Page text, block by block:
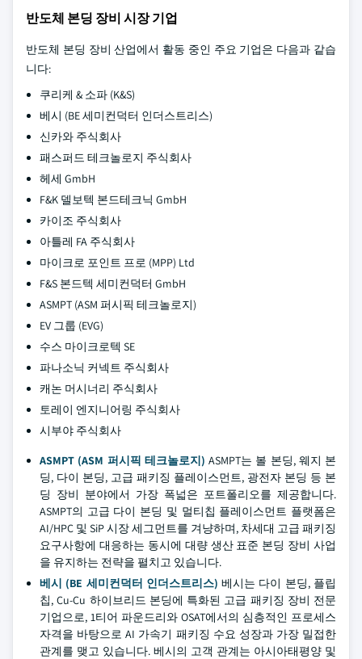
반도체 본딩 장비 시장 기업
반도체 본딩 장비 산업에서 활동 중인 주요 기업은 다음과 같습
니다:
쿠리케 & 소파 (K&S)
베시 (BE 세미컨덕터 인더스트리스)
신카와 주식회사
패스퍼드 테크놀로지 주식회사
헤세 GmbH
F&K 델보텍 본드테크닉 GmbH
카이조 주식회사
아틀레 FA 주식회사
마이크로 포인트 프로 (MPP) Ltd
F&S 본드텍 세미컨덕터 GmbH
ASMPT (ASM 퍼시픽 테크놀로지)
EV 그룹 (EVG)
수스 마이크로텍 SE
파나소닉 커넥트 주식회사
캐논 머시너리 주식회사
토레이 엔지니어링 주식회사
시부야 주식회사
ASMPT (ASM 퍼시픽 테크놀로지) ASMPT는 볼 본딩, 웨지 본
딩, 다이 본딩, 고급 패키징 플레이스먼트, 광전자 본딩 등 본
딩 장비 분야에서 가장 폭넓은 포트폴리오를 제공합니다.
ASMPT의 고급 다이 본딩 및 멀티칩 플레이스먼트 플랫폼은
AI/HPC 및 SiP 시장 세그먼트를 겨냥하며, 차세대 고급 패키징
요구사항에 대응하는 동시에 대량 생산 표준 본딩 장비 사업
을 유지하는 전략을 펼치고 있습니다.
베시 (BE 세미컨덕터 인더스트리스) 베시는 다이 본딩, 플립
칩, Cu-Cu 하이브리드 본딩에 특화된 고급 패키징 장비 전문
기업으로, 1티어 파운드리와 OSAT에서의 심층적인 프로세스
자격을 바탕으로 AI 가속기 패키징 수요 성장과 가장 밀접한
관계를 맺고 있습니다. 베시의 고객 관계는 아시아태평양 및